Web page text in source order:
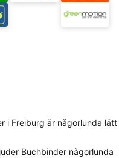
i Freiburg är någorlunda lätt
Buchbinder någorlunda